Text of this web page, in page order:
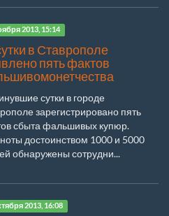
2013, 15:14
в Ставрополе
пять фактов
сутки в городе
зарегистрировано пять
сбыта фальшивых купюр.
достоинством 1000 и 5000
обнаружены сотрудни...
2013, 16:08